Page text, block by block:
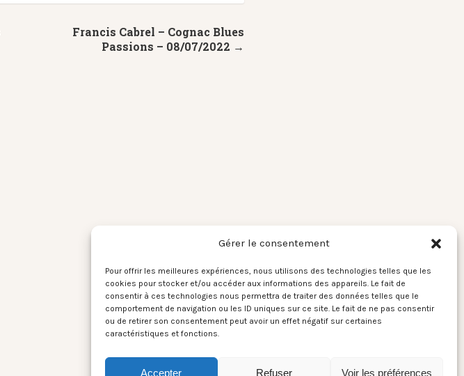
Gérer le consentement
Pour offrir les meilleures expériences, nous utilisons des technologies telles que les
cookies pour stocker et/ou accéder aux informations des appareils. Le fait de
consentir à ces technologies nous permettra de traiter des données telles que le
comportement de navigation ou les ID uniques sur ce site. Le fait de ne pas consentir
ou de retirer son consentement peut avoir un effet négatif sur certaines
caractéristiques et fonctions.
Accepter Refuser Voir les préférences
Francis Cabrel – Cognac Blues
Passions – 08/07/2022 →